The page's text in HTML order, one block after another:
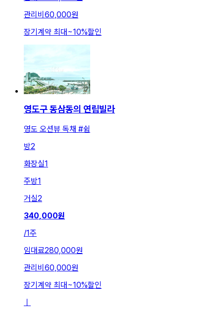
관리비 60,000원
장기계약 최대 ~10%할인
영도구 동삼동의 연립빌라
영도 오션뷰 독채 #쉼
방2
화장실1
주방1
거실2
340,000원
/1주
임대료280,000원
관리비 60,000원
장기계약 최대~10%할인
ㅣ